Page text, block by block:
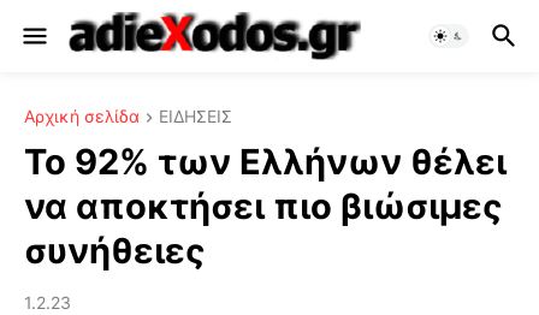
Αρχική σελίδα ΕΙΔΗΣΕΙΣ
Το 92% των Ελλήνων θέλει
να αποκτήσει πιο βιώσιμες
συνήθειες
1.2.23